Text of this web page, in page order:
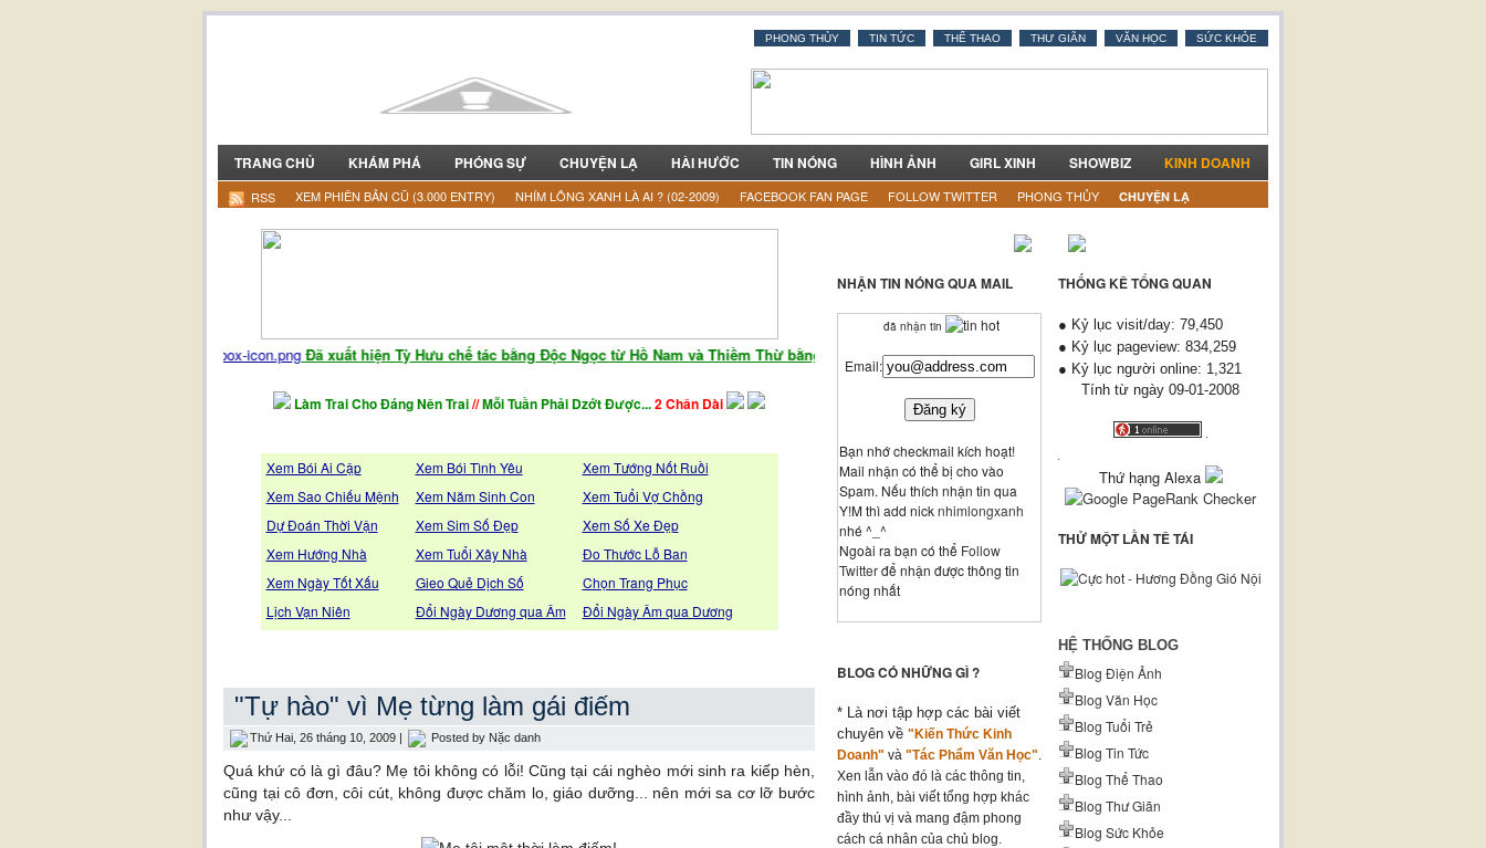
PHONG THỦY TIN TỨC THỂ THAO THƯ GIÃN VĂN HỌC SỨC KHỎE
TRANG CHỦ KHÁM PHÁ PHÓNG SỰ CHUYỆN LẠ HÀI HƯỚC TIN NÓNG HÌNH ẢNH GIRL XINH SHOWBIZ KINH DOANH
RSS XEM PHIÊN BẢN CŨ (3.000 ENTRY) NHÍM LÔNG XANH LÀ AI ? (02-2009) FACEBOOK FAN PAGE FOLLOW TWITTER PHONG THỦY CHUYỆN LẠ
Đã xuất hiện Tỳ Hưu chế tác bằng Độc Ngọc từ Hồ Nam và Thiềm Thừ bằng Ngọc Hoàng Long từ Tân Cương!!! Đến cửa hàng để xem tận mắt ^^
Làm Trai Cho Đáng Nên Trai//Mỗi Tuần Phải Dzớt Được...2 Chân Dài
Xem Bói Ai Cập Xem Bói Tình Yêu
Xem Tướng Nốt Ruồi
Xem Sao Chiếu Mệnh
Xem Năm Sinh Con
Xem Tuổi Vợ Chồng
Dự Đoán Thời Vận
Xem Sim Số Đẹp
Xem Số Xe Đẹp
Xem Hướng Nhà
Xem Tuổi Xây Nhà
Đo Thước Lỗ Ban
Xem Ngày Tốt Xấu
Gieo Quẻ Dịch Số
Chọn Trang Phục
Lịch Vạn Niên
Đổi Ngày Dương qua Âm Đổi Ngày Âm qua Dương
"Tự hào" vì Mẹ từng làm gái điếm
Thứ Hai, 26 tháng 10, 2009 | Posted by Nặc danh
Quá khứ có là gì đâu? Mẹ tôi không có lỗi! Cũng tại cái nghèo mới sinh ra kiếp hèn,
cũng tại cô đơn, côi cút, không được chăm lo, giáo dưỡng... nên mới sa cơ lỡ bước
như vậy...
NHẬN TIN NÓNG QUA MAIL
đã nhận tin
Email:
Bạn nhớ checkmail kích hoạt!
Mail nhận có thể bị cho vào
Spam. Nếu thích nhận tin qua
Y!M thì add nicknhimlongxanh
nhé ^_^
Ngoài ra bạn có thể Follow
Twitterđể nhận được thông tin
nóng nhất
BLOG CÓ NHỮNG GÌ ?
* Là nơi tập hợp các bài viết
chuyên về "Kiến Thức Kinh
Doanh" và "Tác Phẩm Văn Học".
Xen lẫn vào đó là các thông tin,
hình ảnh, bài viết tổng hợp khác
đầy thú vị và mang đậm phong
cách cá nhân của chủ blog.
THỐNG KÊ TỔNG QUAN
● Kỷ lục visit/day: 79,450
● Kỷ lục pageview: 834,259
● Kỷ lục người online: 1,321
Tính từ ngày 09-01-2008
Thứ hạng Alexa
THỬ MỘT LẦN TÊ TÁI
HỆ THỐNG BLOG
Blog Điện Ảnh
Blog Văn Học
Blog Tuổi Trẻ
Blog Tin Tức
Blog Thể Thao
Blog Thư Giãn
Blog Sức Khỏe